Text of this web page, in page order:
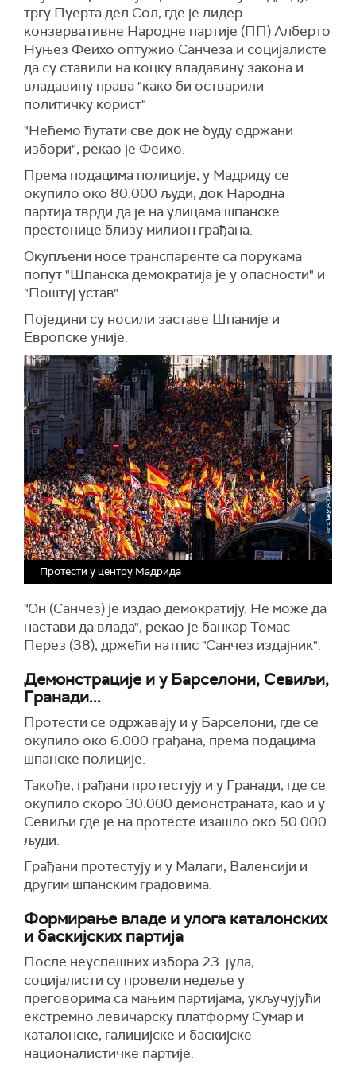
тргу Пуерта дел Сол, где је лидер
конзервативне Народне партије (ПП) Алберто
Нуњез Феихо оптужио Санчеза и социјалисте
да су ставили на коцку владавину закона и
владавину права "како би остварили
политичку корист"
"Нећемо ћутати све док не буду одржани
избори", рекао је Феихо.
Према подацима полиције, у Мадриду се
окупило око 80.000 људи, док Народна
партија тврди да је на улицама шпанске
престонице близу милион грађана.
Окупљени носе транспаренте са порукама
попут "Шпанска демократија је у опасности" и
"Поштуј устав".
Поједини су носили заставе Шпаније и
Европске уније.
Протести у центру Мадрида
"Он (Санчез) је издао демократију. Не може да
настави да влада", рекао је банкар Томас
Перез (38), држећи натпис "Санчез издајник".
Демонстрације и у Барселони, Севиљи,
Гранади...
Протести се одржавају и у Барселони, где се
окупило око 6.000 грађана, према подацима
шпанске полиције.
Такође, грађани протестују и у Гранади, где се
окупило скоро 30.000 демонстраната, као и у
Севиљи где је на протесте изашло око 50.000
људи.
Грађани протестују и у Малаги, Валенсији и
другим шпанским градовима.
Формирање владе и улога каталонских
и баскијских партија
После неуспешних избора 23. јула,
социјалисти су провели недеље у
преговорима са мањим партијама, укључујући
екстремно левичарску платформу Сумар и
каталонске, галицијске и баскијске
националистичке партије.